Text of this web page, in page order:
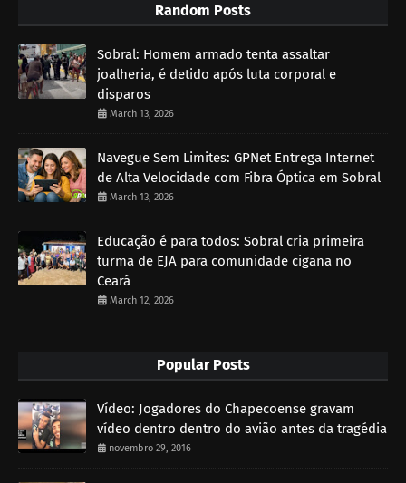
Random Posts
Sobral: Homem armado tenta assaltar
joalheria, é detido após luta corporal e
disparos
March 13, 2026
Navegue Sem Limites: GPNet Entrega Internet
de Alta Velocidade com Fibra Óptica em Sobral
March 13, 2026
Educação é para todos: Sobral cria primeira
turma de EJA para comunidade cigana no
Ceará
March 12, 2026
Popular Posts
Vídeo: Jogadores do Chapecoense gravam
vídeo dentro dentro do avião antes da tragédia
novembro 29, 2016